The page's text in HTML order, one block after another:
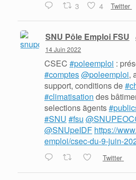
3 4 Twitter
SNU Pôle Emploi FSU
14 Juin 2022
CSEC #poleemploi :
#comptes@poleemploi,
support, conditions de
#climatisation des
selections ãgents
#SNU #fsu
@SNUpeIDF https://
emploi/csec-du-9-juin-
Twitter